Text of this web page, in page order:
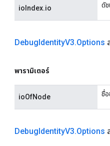
ioIndex.io ดั
DebugIdentityV3.Options
พารามิเตอร์
ioOfNode ชื่
DebugIdentityV3.Options